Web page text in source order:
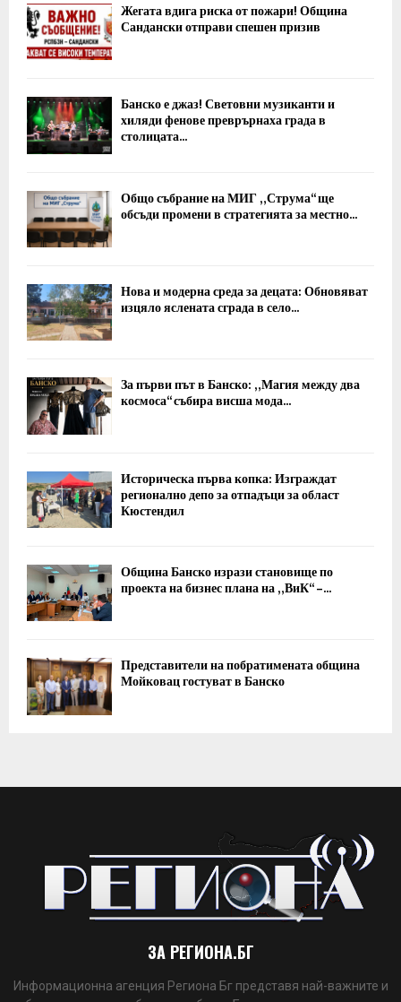
Жегата вдига риска от пожари! Община
Сандански отправи спешен призив
Банско е джаз! Световни музиканти и
хиляди фенове преврърнаха града в
столицата...
Общо събрание на МИГ „Струма“ ще
обсъди промени в стратегията за местно...
Нова и модерна среда за децата: Обновяват
изцяло яслената сграда в село...
За първи път в Банско: „Магия между два
космоса“ събира висша мода...
Историческа първа копка: Изграждат
регионално депо за отпадъци за област
Кюстендил
Община Банско изрази становище по
проекта на бизнес плана на „ВиК“ –...
Представители на побратимената община
Мойковац гостуват в Банско
ЗА РЕГИОНА.БГ
Информационна агенция Региона Бг представя най-важните и